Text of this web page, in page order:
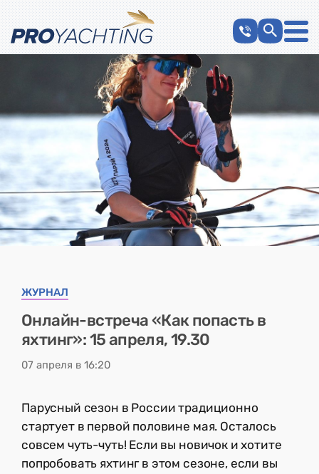
ЖУРНАЛ
Онлайн-встреча «Как попасть в
яхтинг»: 15 апреля, 19.30
07 апреля в 16:20
Парусный сезон в России традиционно
стартует в первой половине мая. Осталось
совсем чуть-чуть! Если вы новичок и хотите
попробовать яхтинг в этом сезоне, если вы